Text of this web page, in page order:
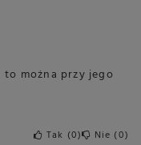
to można przy jego
Tak 0 Nie 0